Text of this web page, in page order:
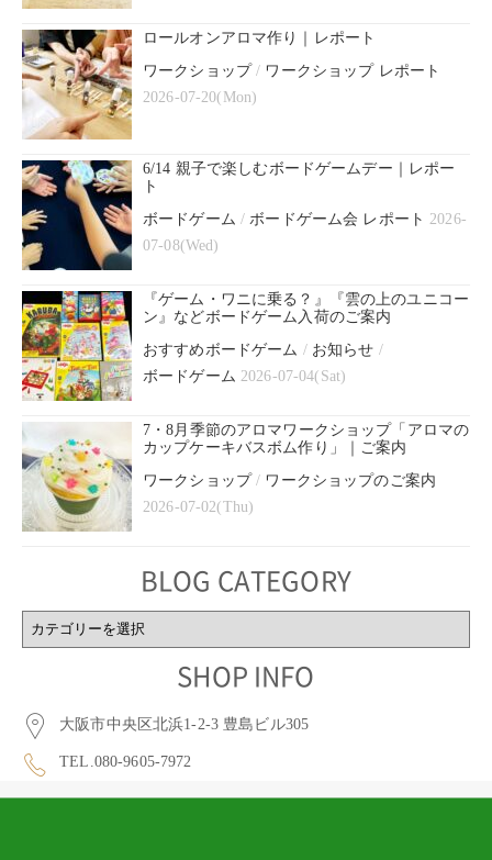
ロールオンアロマ作り｜レポート
ワークショップ/ ワークショップ レポート
2026-07-20(Mon)
6/14 親子で楽しむボードゲームデー｜レポー
ト
ボードゲーム / ボードゲーム会 レポート 2026-
07-08(Wed)
『ゲーム・ワニに乗る？』『雲の上のユニコー
ン』などボードゲーム入荷のご案内
おすすめボードゲーム / お知らせ /
ボードゲーム 2026-07-04(Sat)
7・8月季節のアロマワークショップ「アロマの
カップケーキバスボム作り」｜ご案内
ワークショップ/ ワークショップのご案内
2026-07-02(Thu)
BLOG CATEGORY
BLOG
CATEGORY
SHOP INFO
大阪市中央区北浜1-2-3 豊島ビル305
TEL.080-9605-7972